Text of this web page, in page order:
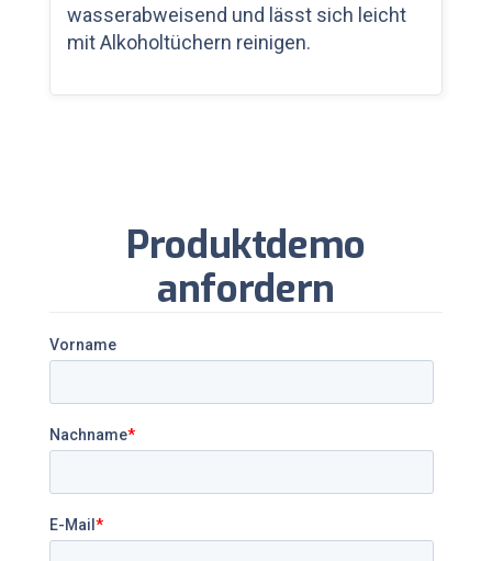
wasserabweisend und lässt sich leicht
mit Alkoholtüchern reinigen.
Produktdemo
anfordern